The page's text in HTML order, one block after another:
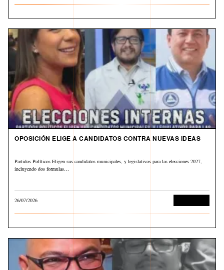
OPOSICIÓN ELIGE A CANDIDATOS CONTRA NUEVAS IDEAS
Partidos Políticos Eligen sus candidatos municipales, y legislativos para las elecciones 2027,
incluyendo dos formulas…
26/07/2026